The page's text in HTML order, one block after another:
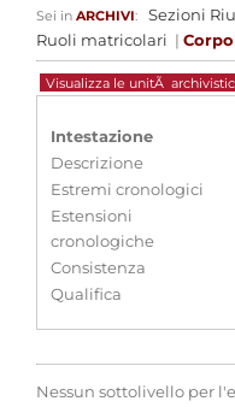
Sei in ARCHIVI: Sezioni
Ruoli matricolari |
Visualizza le unitÃ
Intestazione
Descrizione
Estremi cronologici
Estensioni
cronologiche
Consistenza
Qualifica
Nessun sottolivello per